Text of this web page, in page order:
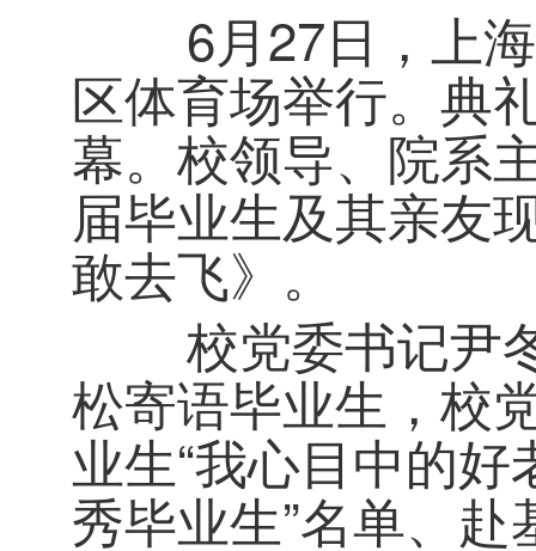
6月27日，上海
区体育场举行。典
幕。校领导、院系
届毕业生及其亲友
敢去飞》。
校党委书记尹冬
松寄语毕业生，校
业生“我心目中的
秀毕业生”名单、